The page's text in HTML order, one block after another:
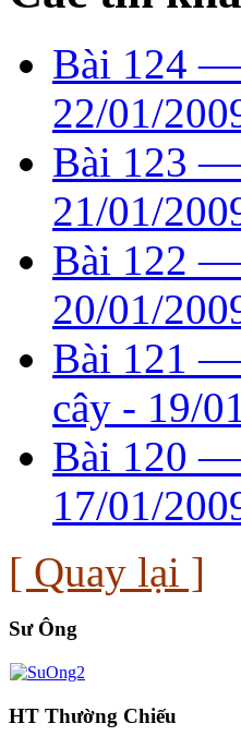
Bài 124 —
22/01/
Bài 123 —
21/01/
Bài 122 —
20/01/
Bài 121 —
cây - 19/
Bài 120 —
17/01/
[ Quay lại ]
Sư Ông
HT Thường Chiếu